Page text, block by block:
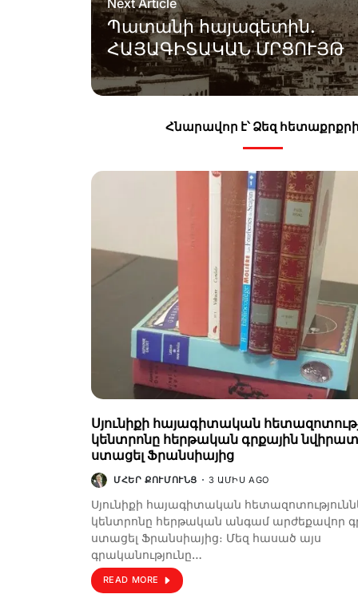
Next Article
Պատանի հայագետին.
ՀԱՅԱԳԻՏԱԿԱՆ ՄՐՑՈՒՅԹ
Հնարավոր է՝ Ձեզ
Սյունիքի հայագիտական
կենտրոնը հերթական գրքային
ստացել Ֆրանսիայից
ՄՀԵՐ ՔՈՒՄՈՒՆՑ 3 ԱՄԻՍ AGO
Սյունիքի հայագիտական
կենտրոնը հերթական անգամ արժեքավոր
ստացել Ֆրանսիայից։ Մեզ հասած այս
գրականությունը…
READ MORE